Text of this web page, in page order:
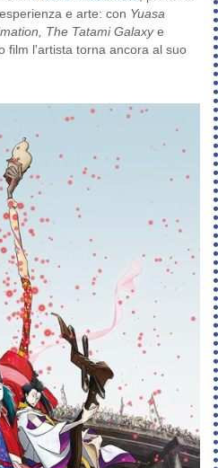
e arte: con Yuasa
The Tatami Galaxye
film l'artista torna ancora al suo